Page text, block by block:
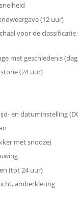
(12 uur)
voor de
met geschiedenis
(24 uur)
en datuminstelling
met snooze)
(tot 24 uur)
amberkleurig